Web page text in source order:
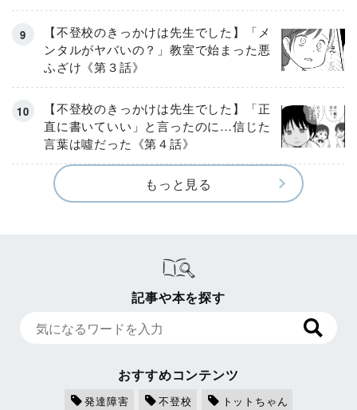
【不登校のきっかけは先生でした】「メ
ンタルがヤバいの？」教室で始まった悪
ふざけ《第３話》
【不登校のきっかけは先生でした】「正
直に書いていい」と言ったのに…信じた
言葉は噓だった《第４話》
もっと見る
記事や本を探す
おすすめコンテンツ
発達障害 不登校
トットちゃん